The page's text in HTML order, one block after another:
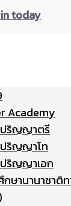
today
Academy
ริญญาตรี
ริญญาโท
ริญญาเอก
ษานานาชาติ